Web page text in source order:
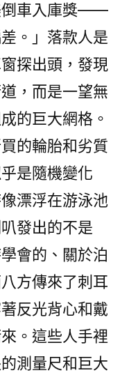
倒車入庫獎——
。」落款人是
探出頭，發現
，而是一望無
的巨大網格。
的輪胎和劣質
是隨機變化
漂浮在游泳池
發出的不是
會的、關於泊
方傳來了刺耳
反光背心和戴
。這些人手裡
測量尺和巨大